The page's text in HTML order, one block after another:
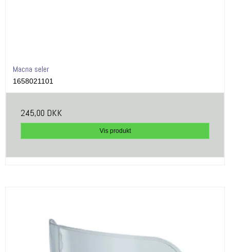
Macna seler
1658021101
245,00 DKK
Vis produkt